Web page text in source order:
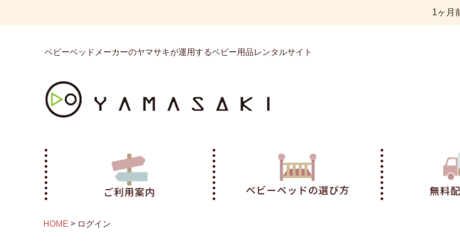
1ヶ月
ベビーベッドメーカーのヤマサキが運用するベビー用品レンタルサイト
HOME ログイン